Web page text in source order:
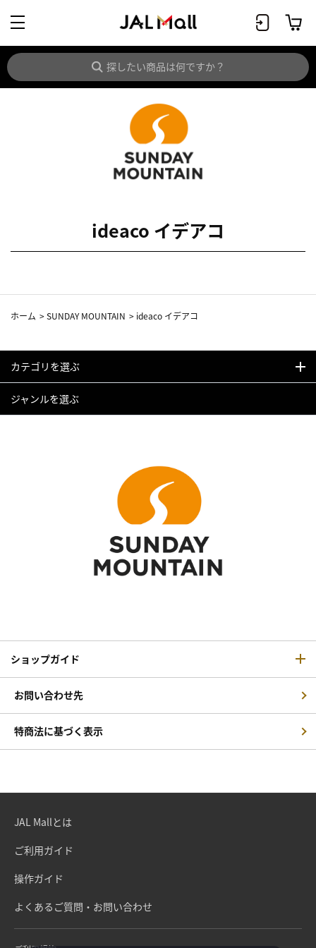
ideaco イデアコ
ホーム >SUNDAY MOUNTAIN > ideaco イデアコ
カテゴリを選ぶ
ジャンルを選ぶ
ショップガイド
お問い合わせ先
特商法に基づく表示
JAL Mallとは
ご利用ガイド
操作ガイド
よくあるご質問・お問い合わせ